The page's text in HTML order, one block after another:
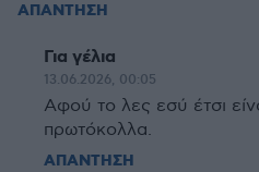
ΑΠΑΝΤΗΣΗ
Για γέλια
13.06.2026, 00:05
Αφού το λες εσύ έτσι
πρωτόκολλα.
ΑΠΑΝΤΗΣΗ